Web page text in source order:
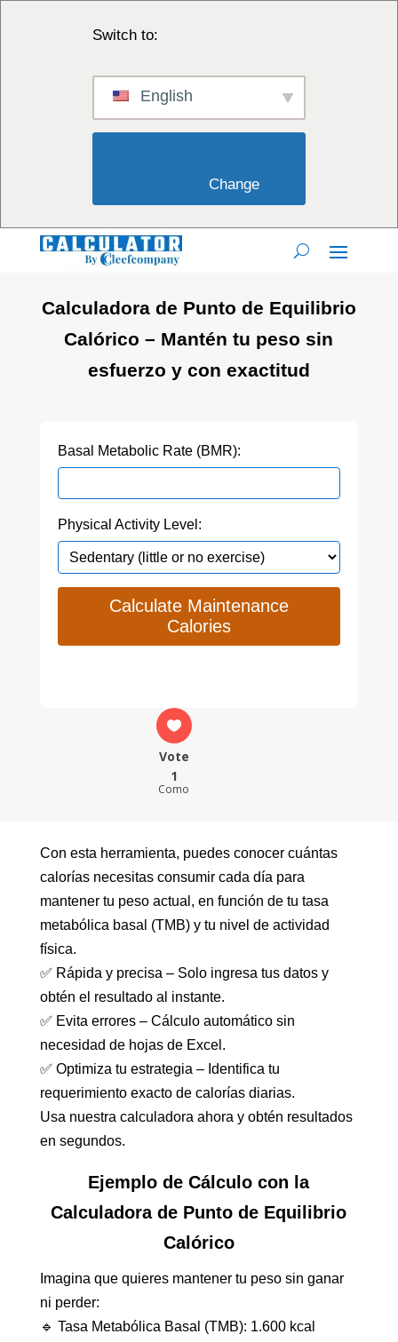
Switch to:
English
Calculadora de Punto de Equilibrio
Calórico – Mantén tu peso sin
esfuerzo y con exactitud
Basal Metabolic Rate (BMR):
Physical Activity Level:
Calculate Maintenance
Calories
Vote
1
Como
Con esta herramienta, puedes conocer cuántas
calorías necesitas consumir cada día para
mantener tu peso actual, en función de tu tasa
metabólica basal (TMB) y tu nivel de actividad
física.
✅ Rápida y precisa – Solo ingresa tus datos y
obtén el resultado al instante.
✅ Evita errores – Cálculo automático sin
necesidad de hojas de Excel.
✅ Optimiza tu estrategia – Identifica tu
requerimiento exacto de calorías diarias.
Usa nuestra calculadora ahora y obtén resultados
en segundos.
Ejemplo de Cálculo con la
Calculadora de Punto de Equilibrio
Calórico
Imagina que quieres mantener tu peso sin ganar
ni perder:
🔹 Tasa Metabólica Basal (TMB): 1.600 kcal